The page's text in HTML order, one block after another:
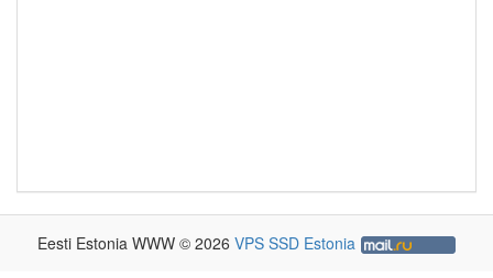
Eesti Estonia WWW © 2026 VPS SSD Estonia